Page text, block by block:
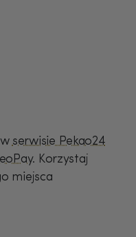
wserwisie Pekao24
. Korzystaj
miejsca